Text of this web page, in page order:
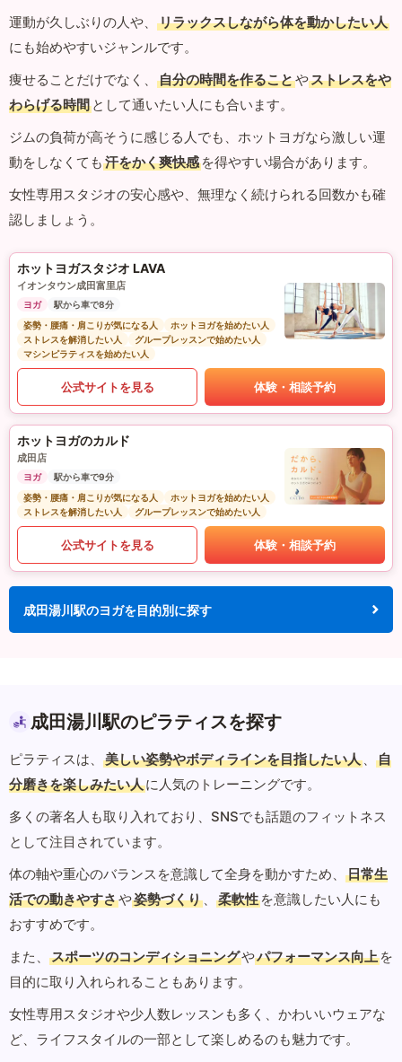
運動が久しぶりの人や、
リラックスしながら体を動かしたい人
にも始めやすいジャンルです。
痩せることだけでなく、
自分の時間を作ることやストレスをや
わらげる時間 として通いたい人にも合います。
ジムの負荷が高そうに感じる人でも、ホットヨガなら激しい運
動をしなくても 汗をかく爽快感 を得やすい場合があります。
女性専用スタジオの安心感や、無理なく続けられる回数かも確
認しましょう。
ホットヨガスタジオ LAVA
イオンタウン成田富里店
ヨガ
駅から車で8分
姿勢・腰痛・肩こりが気になる人
ホットヨガを始めたい人
ストレスを解消したい人
グループレッスンで始めたい人
マシンピラティスを始めたい人
公式サイトを見る 体験・相談予約
ホットヨガのカルド
成田店
ヨガ
駅から車で9分
姿勢・腰痛・肩こりが気になる人
ホットヨガを始めたい人
ストレスを解消したい人
グループレッスンで始めたい人
公式サイトを見る 体験・相談予約
成田湯川駅のヨガを目的別に探す
成田湯川駅のピラティスを探す
ピラティスは、 美しい姿勢やボディラインを目指したい人 、
自
分磨きを楽しみたい人に人気のトレーニングです。
多くの著名人も取り入れており、SNSでも話題のフィットネス
として注目されています。
体の軸や重心のバランスを意識して全身を動かすため、
日常生
活での動きやすさや姿勢づくり 、 柔軟性 を意識したい人にも
おすすめです。
また、
スポーツのコンディショニングやパフォーマンス向上 を
目的に取り入れられることもあります。
女性専用スタジオや少人数レッスンも多く、かわいいウェアな
ど、ライフスタイルの一部として楽しめるのも魅力です。